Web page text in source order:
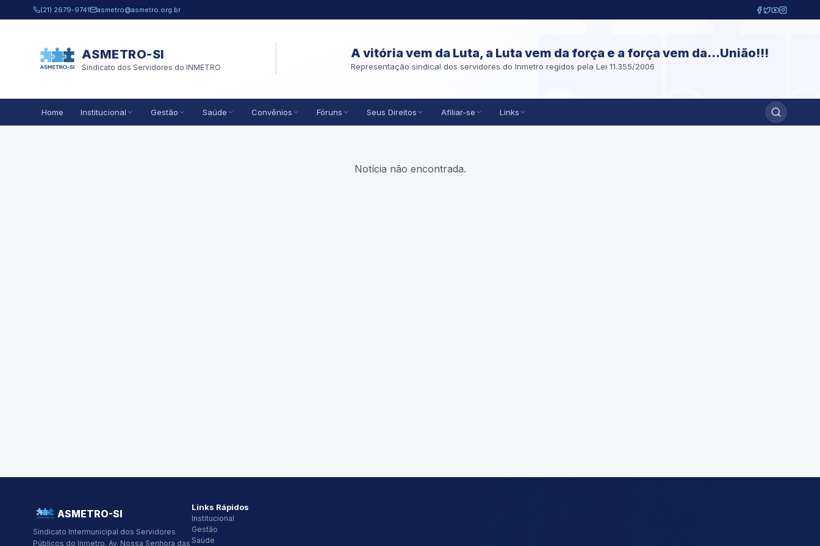
Pular para o conteúdo principal
(21) 2679-9741 asmetro@asmetro.org.br
ASMETRO-SI
Sindicato dos Servidores do INMETRO
A vitória vem da Luta, a Luta vem da força e a força vem da...União!!!
Representação sindical dos servidores do Inmetro regidos pela Lei 11.355/2006
Home Institucional Gestão Saúde Convênios Fóruns Seus Direitos Afiliar-se Links
Notícia não encontrada.
ASMETRO-SI
Sindicato Intermunicipal dos Servidores
Públicos do Inmetro. Av. Nossa Senhora das
Links Rápidos
Institucional
Gestão
Saúde